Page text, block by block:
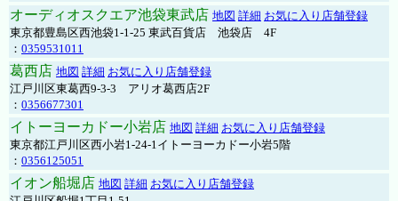
オーディオスクエア池袋東武店 地図 詳細 お気に入り店舗登録
東京都豊島区西池袋1-1-25 東武百貨店 池袋店 4F
： 0359531011
葛西店 地図 詳細 お気に入り店舗登録
江戸川区東葛西9-3-3 アリオ葛西店2F
： 0356677301
イトーヨーカドー小岩店 地図 詳細 お気に入り店舗登録
東京都江戸川区西小岩1-24-1イトーヨーカドー小岩5階
： 0356125051
イオン船堀店 地図 詳細 お気に入り店舗登録